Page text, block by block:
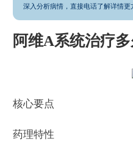
深入分析病情，直接电话了解详情更
阿维A系统治疗
核心要点
药理特性